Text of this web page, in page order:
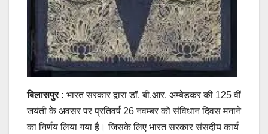
बिलासपुर : भारत सरकार द्वारा डॉ. बी.आर. अम्बेडकर की 125 वीं
जयंती के अवसर पर प्रतिवर्ष 26 नवम्बर को संविधान दिवस मनाने
का निर्णय लिया गया है। जिसके लिए भारत सरकार संसदीय कार्य